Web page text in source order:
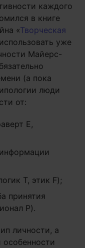
каждого
в книге
«Творческая
уже
Майерс-
(а пока
люди
от:
E,
T, этик F);
принятия
P).
личности, а
особенности